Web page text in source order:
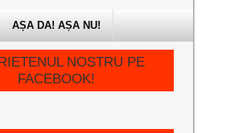
AȘA DA! AȘA NU!
NOSTRU PE
FACEBOOK!